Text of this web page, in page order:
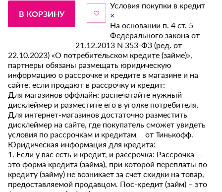
В КОРЗИНУ
Условия покупки в кредит
×
На основании п. 4 ст. 5
Федерального закона от
21.12.2013 N 353-ФЗ (ред. от
22.10.2023) «О потребительском кредите (займе)»,
партнеры обязаны размещать юридическую
информацию о рассрочке и кредите в магазине и на
сайте, если продают в рассрочку и кредит:
Для магазинов оффлайн: распечатайте нужный
дисклеймер и разместите его в уголке потребителя.
Для интернет-магазинов достаточно разместить
дисклеймер на сайте, где покупатель сможет увидеть
условия по рассрочкам и кредитам от Тинькофф.
Юридическая информация для кредита:
1. Если у вас есть и кредит, и рассрочка: Рассрочка —
это форма кредита (займа), при которой переплаты по
кредиту (займу) не возникает за счет скидки на товар,
предоставляемой продавцом. Пос-кредит (займ) – это